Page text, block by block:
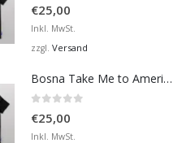
€25,00
Inkl. MwSt.
zzgl. Versand
Bosna Take Me to America Navijačka Majica 2
€25,00
Inkl. MwSt.